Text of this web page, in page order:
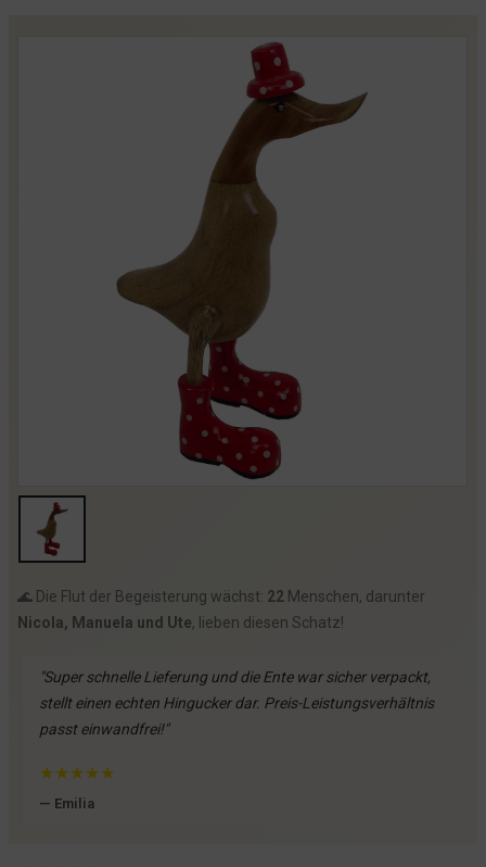
🌊 Die Flut der Begeisterung wächst: 22 Menschen, darunter
Nicola, Manuela und Ute, lieben diesen Schatz!
"Super schnelle Lieferung und die Ente war sicher verpackt,
stellt einen echten Hingucker dar. Preis-Leistungsverhältnis
passt einwandfrei!"
★★★★★
— Emilia